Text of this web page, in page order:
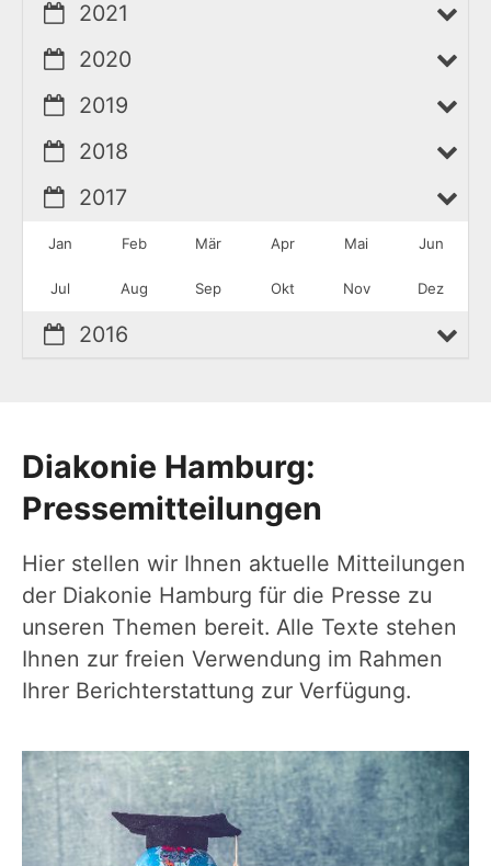
Diakonie Hamburg:
Pressemitteilungen
Hier stellen wir Ihnen aktuelle Mitteilungen
der Diakonie Hamburg für die Presse zu
unseren Themen bereit. Alle Texte stehen
Ihnen zur freien Verwendung im Rahmen
Ihrer Berichterstattung zur Verfügung.
2021
2020
2019
2018
2017
Jan Feb Mär Apr Mai Jun
Jul Aug Sep Okt Nov Dez
2016